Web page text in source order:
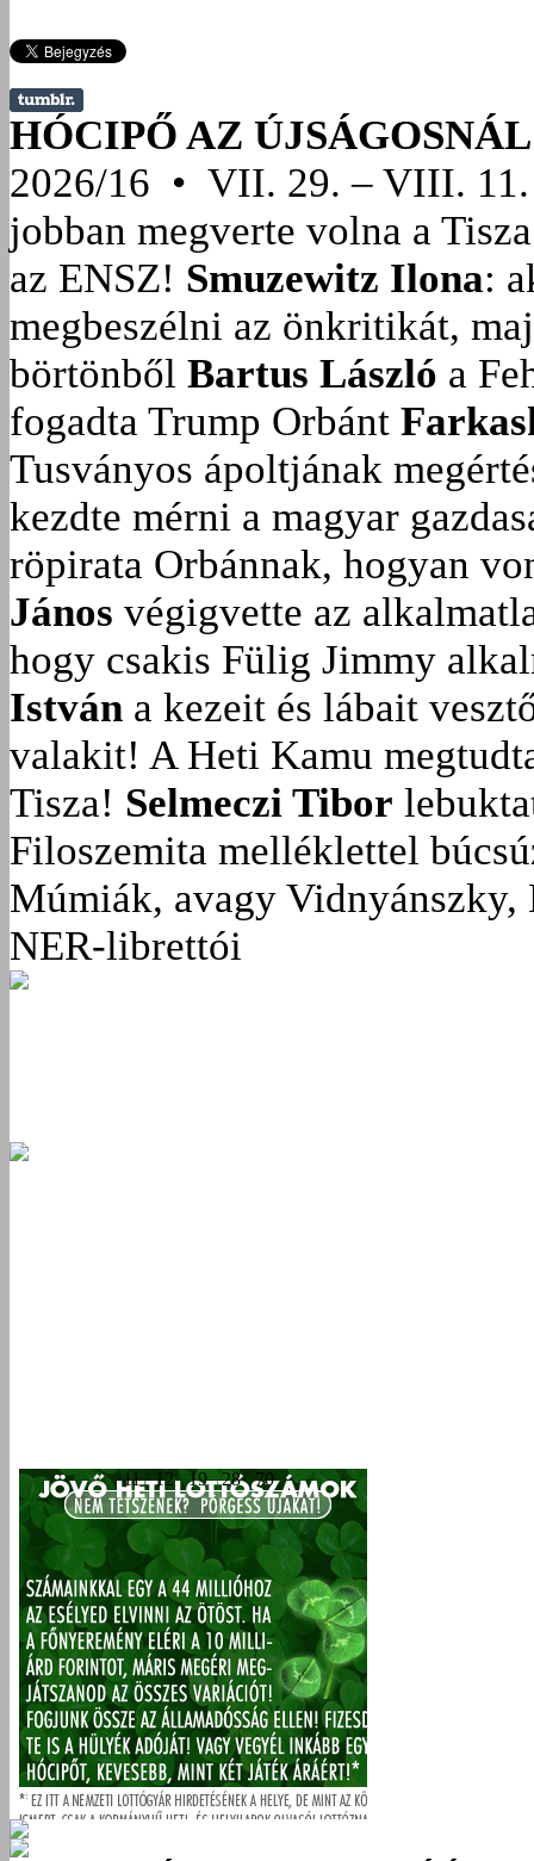
HÓCIPŐ AZ ÚJSÁGOSNÁL
2026/16 • VII. 29. – VIII. 11.
jobban megverte volna a
az ENSZ! Smuzewitz Ilona:
megbeszélni az önkritikát,
börtönből Bartus László a
fogadta Trump Orbánt
Tusványos ápoltjának
kezdte mérni a magyar
röpirata Orbánnak, hogyan
János végigvette az
hogy csakis Fülig Jimmy
István a kezeit és lábait
valakit! A Heti Kamu
Tisza! Selmeczi Tibor
Filoszemita melléklettel
Múmiák, avagy Vidnyánszky,
NER-librettói